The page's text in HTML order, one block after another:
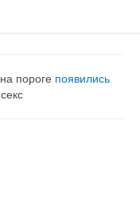
пороге появились